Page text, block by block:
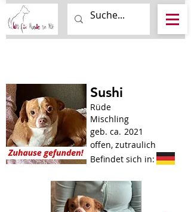
Sushi
Rüde
Mischling
geb. ca. 2021
offen, zutraulich
Befindet sich in: